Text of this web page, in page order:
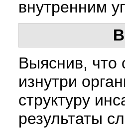
внутренним
Выяснив, что
изнутри
структуру
результаты